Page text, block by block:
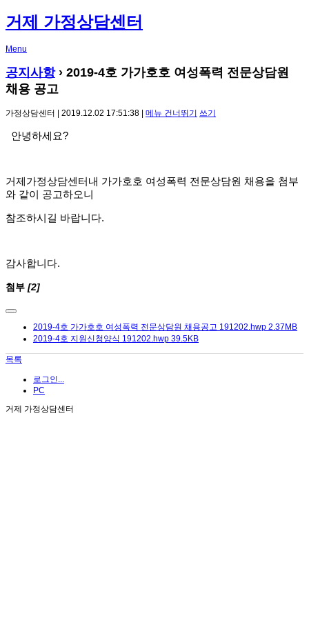
거제 가정상담센터
Menu
공지사항› 2019-4호 가가호호 여성폭력 전문상담원
채용 공고
가정상담센터 | 2019.12.02 17:51:38 | 메뉴 건너뛰기 쓰기
안녕하세요?
거제가정상담센터내 가가호호 여성폭력 전문상담원 채용을 첨부
와 같이 공고하오니
참조하시길 바랍니다.
감사합니다.
첨부 [2]
2019-4호 가가호호 여성폭력 전문상담원 채용공고 191202.hwp 2.37MB
2019-4호 지원신청양식 191202.hwp 39.5KB
목록
로그인...
PC
거제 가정상담센터